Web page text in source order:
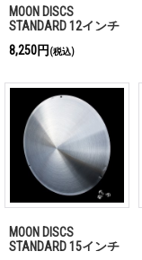
MOON DISCS
STANDARD 12インチ
8,250円 (税込)
MOON DISCS
STANDARD 15インチ